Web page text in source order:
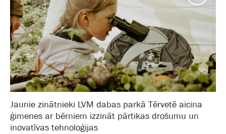
Jaunie zinātnieki LVM dabas parkā Tērvetē aicina
ģimenes ar bērniem izzināt pārtikas drošumu un
inovatīvas tehnoloģijas